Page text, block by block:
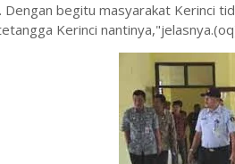
Dengan begitu masyarakat Kerinci
Kerinci